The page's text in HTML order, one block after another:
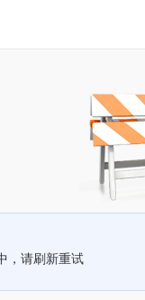
，请刷新重试